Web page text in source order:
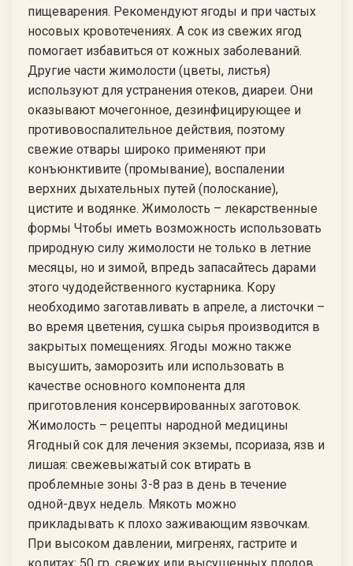
пищеварения. Рекомендуют ягоды и при частых
носовых кровотечениях. А сок из свежих ягод
помогает избавиться от кожных заболеваний.
Другие части жимолости (цветы, листья)
используют для устранения отеков, диареи. Они
оказывают мочегонное, дезинфицирующее и
противовоспалительное действия, поэтому
свежие отвары широко применяют при
конъюнктивите (промывание), воспалении
верхних дыхательных путей (полоскание),
цистите и водянке. Жимолость – лекарственные
формы Чтобы иметь возможность использовать
природную силу жимолости не только в летние
месяцы, но и зимой, впредь запасайтесь дарами
этого чудодейственного кустарника. Кору
необходимо заготавливать в апреле, а листочки –
во время цветения, сушка сырья производится в
закрытых помещениях. Ягоды можно также
высушить, заморозить или использовать в
качестве основного компонента для
приготовления консервированных заготовок.
Жимолость – рецепты народной медицины
Ягодный сок для лечения экземы, псориаза, язв и
лишая: свежевыжатый сок втирать в
проблемные зоны 3-8 раз в день в течение
одной-двух недель. Мякоть можно
прикладывать к плохо заживающим язвочкам.
При высоком давлении, мигренях, гастрите и